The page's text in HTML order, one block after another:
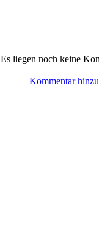
Es liegen noch keine
Kommentar